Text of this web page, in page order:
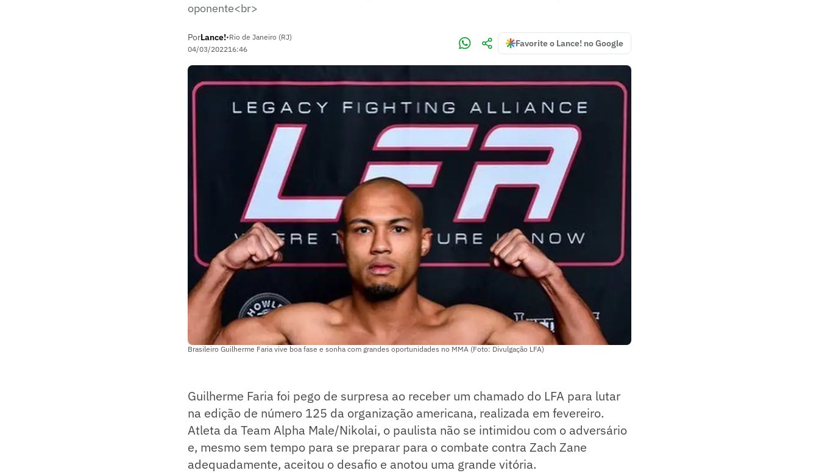
oponente<br>
PorLance!•Rio de Janeiro (RJ)
04/03/202216:46
Favorite o Lance! no Google
Brasileiro Guilherme Faria vive boa fase e sonha com grandes oportunidades no MMA (Foto: Divulgação LFA)
Guilherme Faria foi pego de surpresa ao receber um chamado do LFA para lutar
na edição de número 125 da organização americana, realizada em fevereiro.
Atleta da Team Alpha Male/Nikolai, o paulista não se intimidou com o adversário
e, mesmo sem tempo para se preparar para o combate contra Zach Zane
adequadamente, aceitou o desafio e anotou uma grande vitória.